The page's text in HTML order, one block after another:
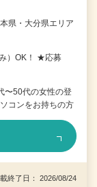
県・大分県エリア
）OK！ ★応募
〜50代の女性の登
コンをお持ちの方
終了日： 2026/08/24